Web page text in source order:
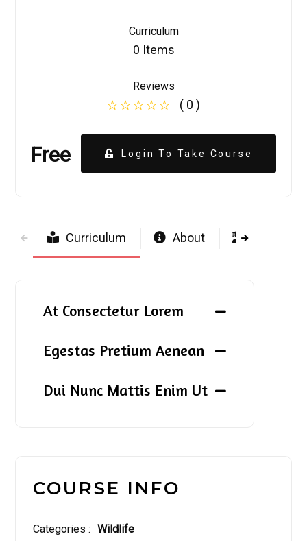
Curriculum
0 Items
Reviews
( 0 )
Free Login To Take Course
Curriculum About
At Consectetur Lorem
Egestas Pretium Aenean
Dui Nunc Mattis Enim Ut
COURSE INFO
Categories : Wildlife